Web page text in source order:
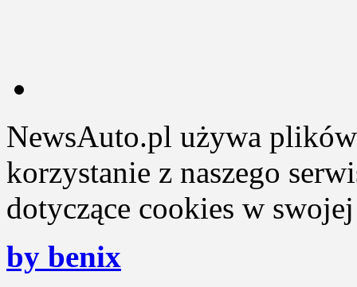
NewsAuto.pl używa
korzystanie z naszego
dotyczące cookies w
by benix